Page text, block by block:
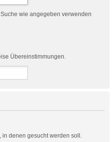
wie angegeben verwenden
Übereinstimmungen.
denen gesucht werden soll.